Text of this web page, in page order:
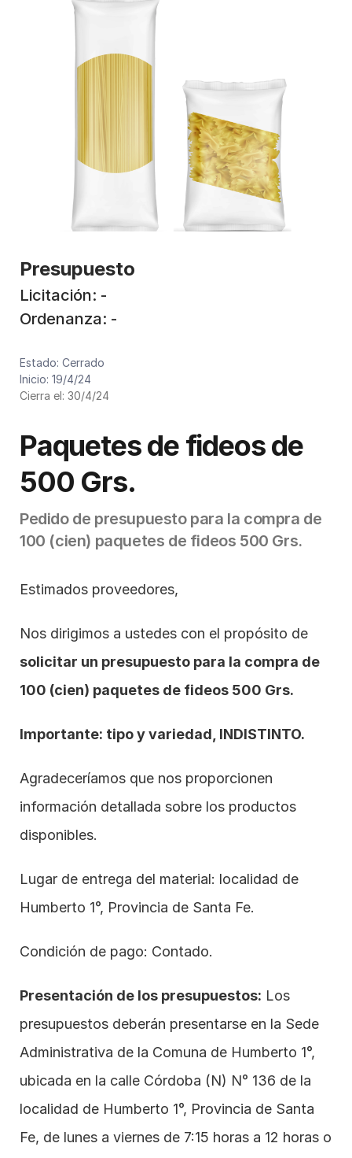
Presupuesto
Licitación: -
Ordenanza: -
Cód. de presupuesto: P011/2024
Estado: Cerrado
Inicio: 19/4/24
Cierra el: 30/4/24
Paquetes de fideos de
500 Grs.
Pedido de presupuesto para la compra de
100 (cien) paquetes de fideos 500 Grs.
Estimados proveedores,
solicitar un presupuesto para la compra de
100 (cien) paquetes de fideos 500 Grs.
Importante: tipo y variedad, INDISTINTO.
Agradeceríamos que nos proporcionen
información detallada sobre los productos
disponibles.
Lugar de entrega del material: localidad de
Humberto 1°, Provincia de Santa Fe.
Condición de pago: Contado.
Presentación de los presupuestos: Los
presupuestos deberán presentarse en la Sede
Administrativa de la Comuna de Humberto 1°,
ubicada en la calle Córdoba (N) N° 136 de la
localidad de Humberto 1°, Provincia de Santa
Fe, de lunes a viernes de 7:15 horas a 12 horas o